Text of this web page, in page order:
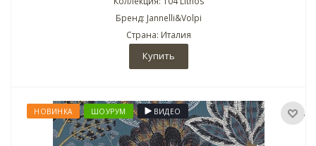
Бренд: Jannelli&Volpi
Страна: Италия
Купить
НОВИНКА ШОУРУМ ВИДЕО